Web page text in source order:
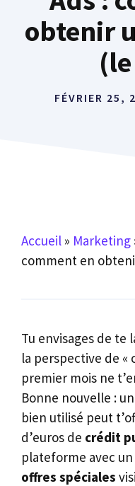
obtenir
FÉVRIER 25,
Accueil » Marketing
comment en
Tu envisages de te
la perspective de «
premier mois ne
Bonne nouvelle : un
bien utilisé peut
d’euros de crédit
plateforme avec
offres spéciales